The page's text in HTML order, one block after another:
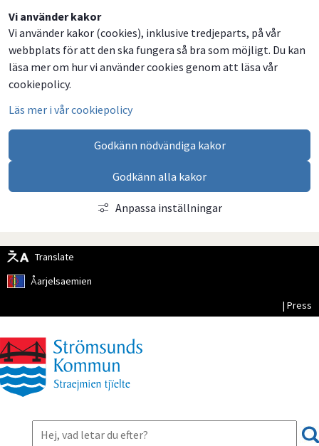
Vi använder kakor
Vi använder kakor (cookies), inklusive tredjeparts, på vår
webbplats för att den ska fungera så bra som möjligt. Du kan
läsa mer om hur vi använder cookies genom att läsa vår
cookiepolicy.
Läs mer i vår cookiepolicy
Godkänn nödvändiga kakor
Godkänn alla kakor
Anpassa inställningar
Translate
Åarjelsaemien
| Press
Dela
på
Facebook
Dela
på
Twitter
Dela
på
LinkedIn
Dela
via
email